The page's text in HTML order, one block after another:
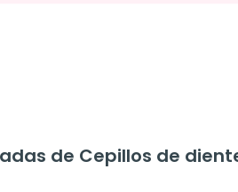
de Cepillos de